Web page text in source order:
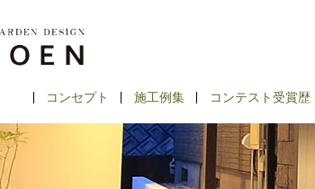
コンセプト 施工例集 コンテスト受賞歴